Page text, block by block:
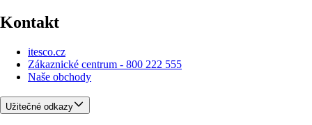
Kontakt
itesco.cz
Zákaznické centrum - 800 222 555
Naše obchody
Užitečné odkazy